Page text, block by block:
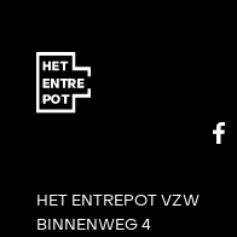
HET ENTREPOT VZW
BINNENWEG 4